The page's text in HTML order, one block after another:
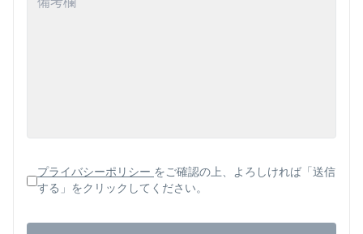
プライバシーポリシー をご確認の上、よろしければ「送信
する」をクリックしてください。